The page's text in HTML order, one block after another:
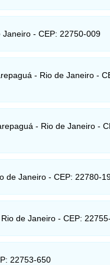
- CEP: 22750-009
- Rio de Janeiro -
- Rio de Janeiro -
de Janeiro - CEP: 22780-
de Janeiro - CEP:
22753-650